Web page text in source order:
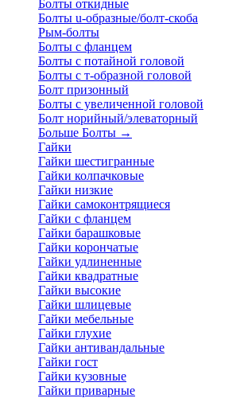
Болты откидные
Болты u-образные/болт-скоба
Рым-болты
Болты с фланцем
Болты с потайной головой
Болты с т-образной головой
Болт призонный
Болты с увеличенной головой
Болт норийный/элеваторный
Больше Болты →
Гайки
Гайки шестигранные
Гайки колпачковые
Гайки низкие
Гайки самоконтрящиеся
Гайки с фланцем
Гайки барашковые
Гайки корончатые
Гайки удлиненные
Гайки квадратные
Гайки высокие
Гайки шлицевые
Гайки мебельные
Гайки глухие
Гайки антивандальные
Гайки гост
Гайки кузовные
Гайки приварные